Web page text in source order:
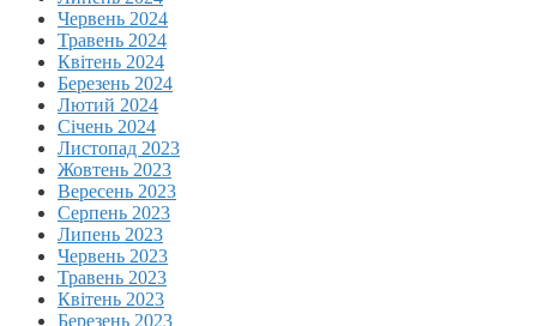
Червень 2024
Травень 2024
Квітень 2024
Березень 2024
Лютий 2024
Січень 2024
Листопад 2023
Жовтень 2023
Вересень 2023
Серпень 2023
Липень 2023
Червень 2023
Травень 2023
Квітень 2023
Березень 2023